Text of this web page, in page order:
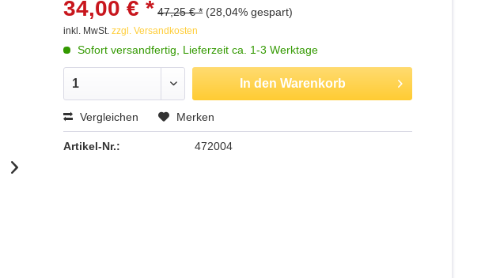
34,00 € * 47,25 € * (28,04% gespart)
inkl. MwSt.zzgl. Versandkosten
Sofort versandfertig, Lieferzeit ca. 1-3 Werktage
In den Warenkorb
Vergleichen Merken
Artikel-Nr.: 472004